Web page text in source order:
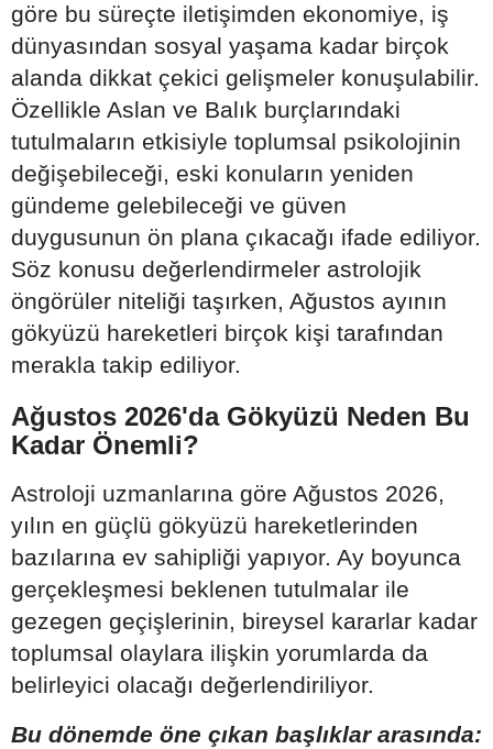
göre bu süreçte iletişimden ekonomiye, iş
dünyasından sosyal yaşama kadar birçok
alanda dikkat çekici gelişmeler konuşulabilir.
Özellikle Aslan ve Balık burçlarındaki
tutulmaların etkisiyle toplumsal psikolojinin
değişebileceği, eski konuların yeniden
gündeme gelebileceği ve güven
duygusunun ön plana çıkacağı ifade ediliyor.
Söz konusu değerlendirmeler astrolojik
öngörüler niteliği taşırken, Ağustos ayının
gökyüzü hareketleri birçok kişi tarafından
merakla takip ediliyor.
Ağustos 2026'da Gökyüzü Neden Bu
Kadar Önemli?
Astroloji uzmanlarına göre Ağustos 2026,
yılın en güçlü gökyüzü hareketlerinden
bazılarına ev sahipliği yapıyor. Ay boyunca
gerçekleşmesi beklenen tutulmalar ile
gezegen geçişlerinin, bireysel kararlar kadar
toplumsal olaylara ilişkin yorumlarda da
belirleyici olacağı değerlendiriliyor.
Bu dönemde öne çıkan başlıklar arasında: